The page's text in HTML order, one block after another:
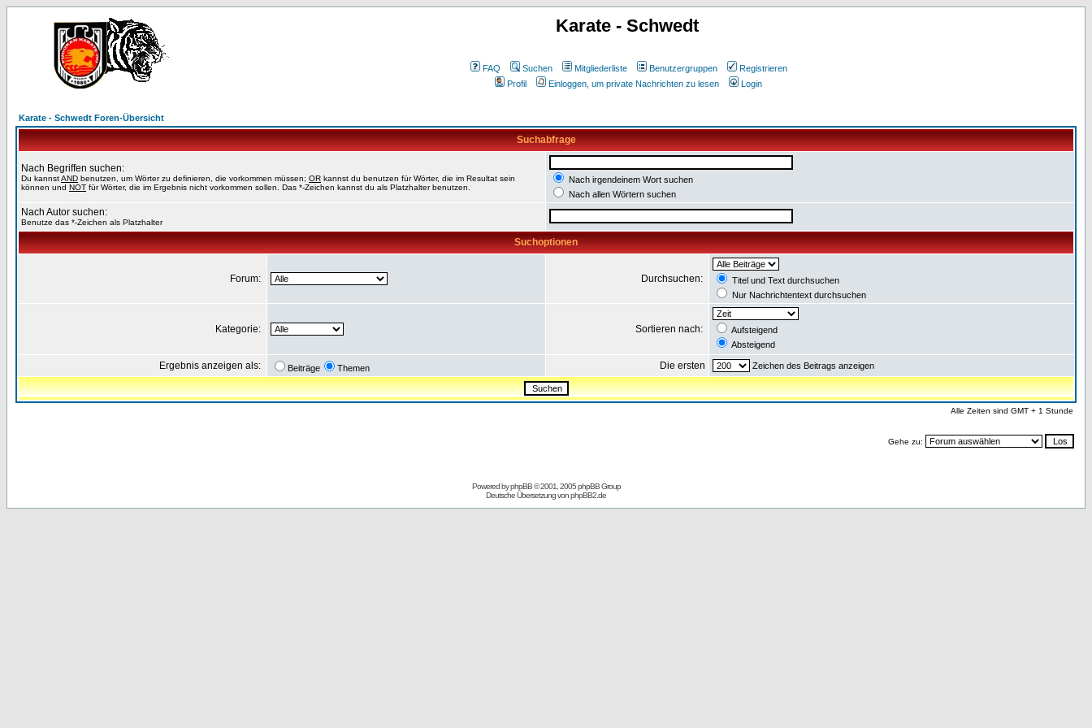
Karate - Schwedt
FAQ Suchen Mitgliederliste Benutzergruppen
Registrieren
Profil
Einloggen, um private Nachrichten zu lesen Login
Karate - Schwedt Foren-Übersicht
Suchabfrage
Nach Begriffen suchen:
Du kannstAND benutzen, um Wörter zu definieren, die vorkommen müssen; OR kannst du benutzen für Wörter, die im Resultat sein
können und NOT für Wörter, die im Ergebnis nicht vorkommen sollen. Das *-Zeichen kannst du als Platzhalter benutzen.
Nach irgendeinem Wort suchen
Nach allen Wörtern suchen
Nach Autor suchen:
Benutze das *-Zeichen als Platzhalter
Suchoptionen
Forum: Durchsuchen:
Titel und Text durchsuchen
Nur Nachrichtentext durchsuchen
Kategorie: Sortieren nach:
Aufsteigend
Absteigend
Ergebnis anzeigen als: Beiträge Themen Die ersten Zeichen des Beitrags anzeigen
Alle Zeiten sind GMT + 1 Stunde
Gehe zu:
Powered byphpBB© 2001, 2005 phpBB Group
Deutsche Übersetzung vonphpBB2.de